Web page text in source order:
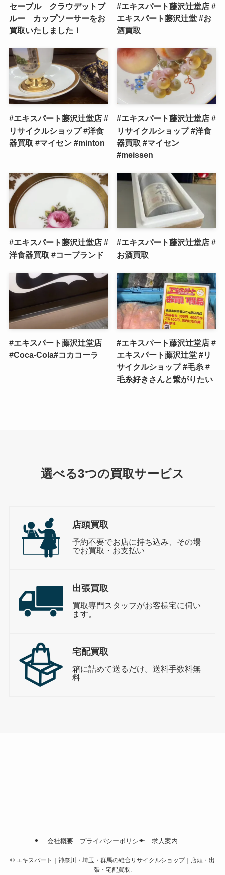
セーブル クラウデットブ
ルー カップソーサーをお
買取いたしました！
#エキスパート藤沢辻堂店 #
エキスパート藤沢辻堂 #お
酒買取
#エキスパート藤沢辻堂店 #
リサイクルショップ #洋食
器買取 #マイセン #minton
#エキスパート藤沢辻堂店 #
リサイクルショップ #洋食
器買取 #マイセン
#meissen
#エキスパート藤沢辻堂店 #
洋食器買取 #コープランド
#エキスパート藤沢辻堂店 #
お酒買取
#エキスパート藤沢辻堂店
#Coca-Cola#コカコーラ
#エキスパート藤沢辻堂店 #
エキスパート藤沢辻堂 #リ
サイクルショップ #毛糸 #
毛糸好きさんと繋がりたい
選べる3つの買取サービス
店頭買取
予約不要でお店に持ち込み、その場
でお買取・お支払い
出張買取
買取専門スタッフがお客様宅に伺い
ます。
宅配買取
箱に詰めて送るだけ。送料手数料無
料
会社概要 プライバシーポリシー 求人案内
© エキスパート｜神奈川・埼玉・群馬の総合リサイクルショップ｜店頭・出
張・宅配買取.